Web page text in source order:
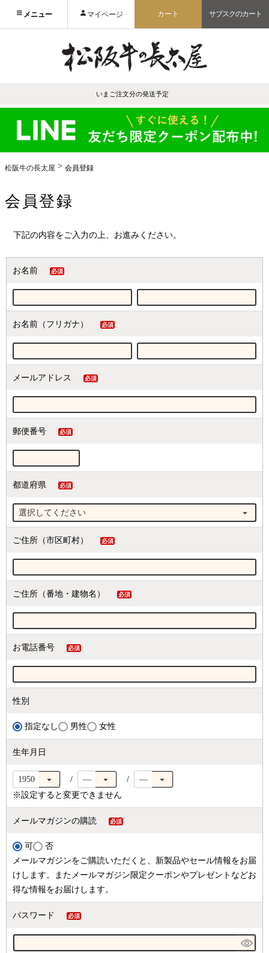
メニュー マイページ カート サブスクのカート
いまご注文分の発送予定
松阪牛の長太屋 会員登録
会員登録
下記の内容をご入力の上、お進みください。
お名前
お名前（フリガナ）
メールアドレス
郵便番号
都道府県
須)
ご住所（市区町村）
ご住所（番地・建物名）
お電話番号
性別
指定なし 男性 女性
生年月日
※設定すると変更できません
メールマガジンの購読
可
否
メールマガジンをご購読いただくと、新製品やセール情報をお届
けします。またメールマガジン限定クーポンやプレゼントなどお
得な情報をお届けします。
パスワード